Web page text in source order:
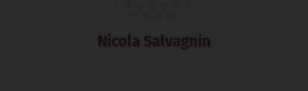
Nicola Salvagnin